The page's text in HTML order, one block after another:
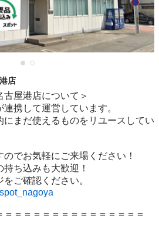
店
古屋港店について＞
携して運営しています。
まだ使えるものをリユースしてい
でお気軽にご来場ください！
ち込みも大歓迎！
＝＝＝＝＝＝＝＝＝＝＝＝＝＝＝